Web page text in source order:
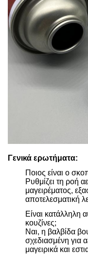
Γενικά ερωτήματα:
Ποιος είναι ο
Ρυθμίζει τη ροή
μαγειρέματος,
αποτελεσματική
Είναι κατάλληλη
κουζίνες;
Ναι, η βαλβίδα
σχεδιασμένη για
μαγειρικά και